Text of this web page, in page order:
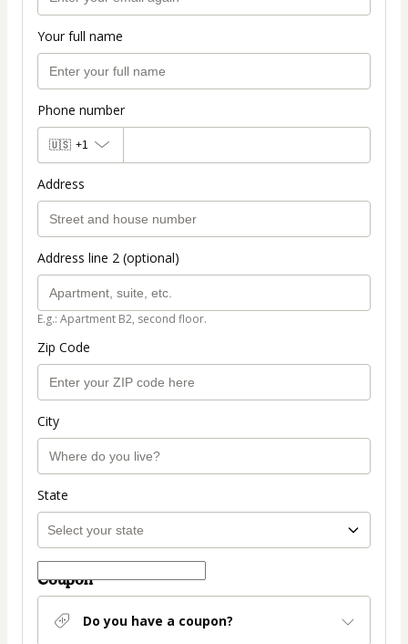
Your full name
Phone number
🇺🇸 +1
Address
Address line 2 (optional)
E.g.: Apartment B2, second floor.
Zip Code
City
State
Coupon
Do you have a coupon?